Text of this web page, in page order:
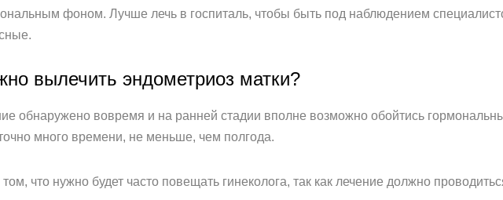
фоном. Лучше лечь в госпиталь, чтобы быть под наблюдением
вылечить эндометриоз матки?
обнаружено вовремя и на ранней стадии вполне возможно обойтись
много времени, не меньше, чем полгода.
что нужно будет часто повещать гинеколога, так как лечение должно